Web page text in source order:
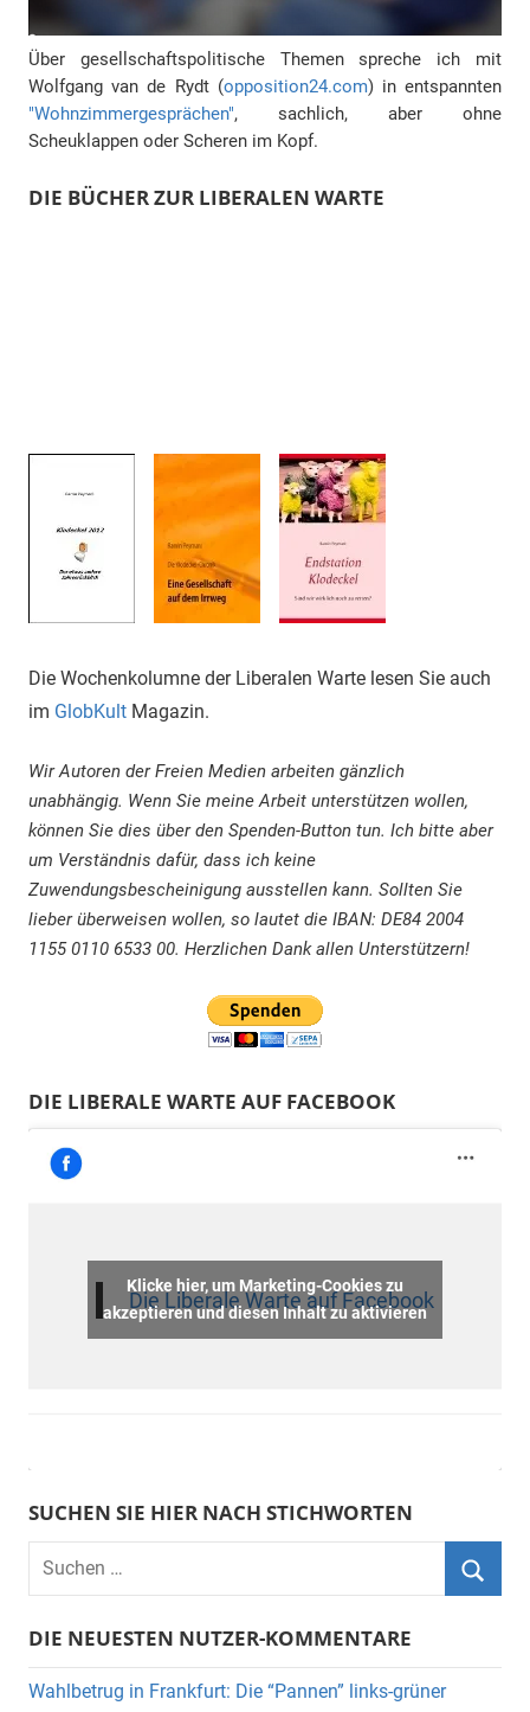
Über gesellschaftspolitische Themen spreche ich mit
Wolfgang van de Rydt (opposition24.com) in entspannten
"Wohnzimmergesprächen", sachlich, aber ohne
Scheuklappen oder Scheren im Kopf.
DIE BÜCHER ZUR LIBERALEN WARTE
Die Wochenkolumne der Liberalen Warte lesen Sie auch
im GlobKult Magazin.
Wir Autoren der Freien Medien arbeiten gänzlich
unabhängig. Wenn Sie meine Arbeit unterstützen wollen,
können Sie dies über den Spenden-Button tun. Ich bitte aber
um Verständnis dafür, dass ich keine
Zuwendungsbescheinigung ausstellen kann. Sollten Sie
lieber überweisen wollen, so lautet die IBAN: DE84 2004
1155 0110 6533 00. Herzlichen Dank allen Unterstützern!
DIE LIBERALE WARTE AUF FACEBOOK
Die Liberale Warte auf Facebook
Klicke hier, um Marketing-Cookies zu
akzeptieren und diesen Inhalt zu aktivieren
SUCHEN SIE HIER NACH STICHWORTEN
DIE NEUESTEN NUTZER-KOMMENTARE
Wahlbetrug in Frankfurt: Die “Pannen” links-grüner